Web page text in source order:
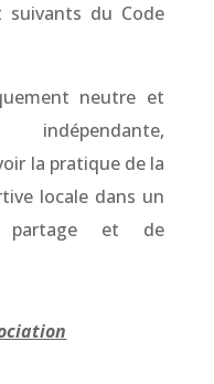
suivants du Code
neutre et
la pratique de la
locale dans un
partage et de